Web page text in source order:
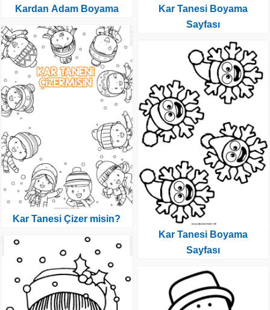
Kardan Adam Boyama
Kar Tanesi Çizer misin?
Kar Tanesi Boyama
Sayfası
Kar Tanesi Boyama
Sayfası